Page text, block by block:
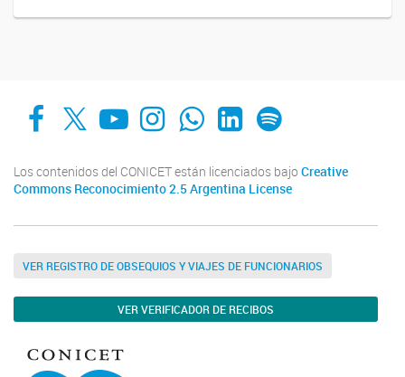
Facebook
X YouTube
Instagram
Whats AppLinkedIn
Spotify
Los contenidos del CONICET están licenciados bajo Creative
Commons Reconocimiento 2.5 Argentina License
VER REGISTRO DE OBSEQUIOS Y VIAJES DE FUNCIONARIOS
VER VERIFICADOR DE RECIBOS